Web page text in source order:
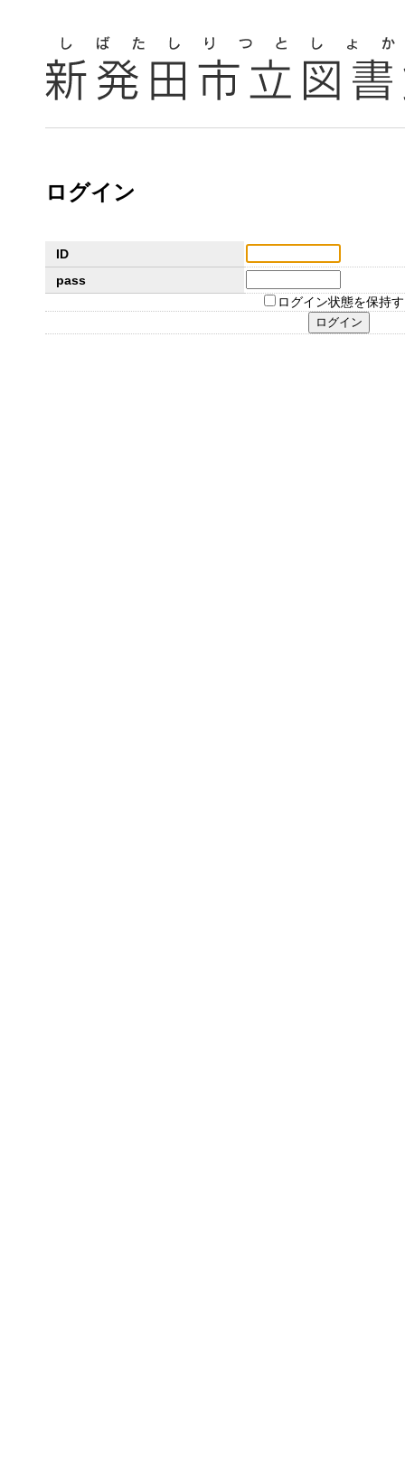
ログイン
ID
pass
ログイン状態を保持